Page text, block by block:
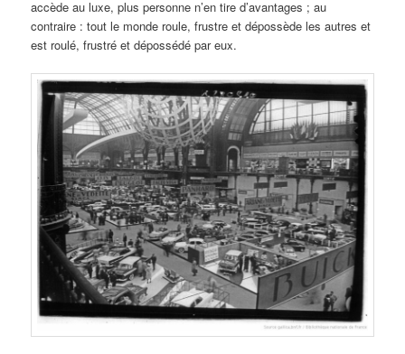
accède au luxe, plus personne n’en tire d’avantages ; au
contraire : tout le monde roule, frustre et dépossède les autres et
est roulé, frustré et dépossédé par eux.